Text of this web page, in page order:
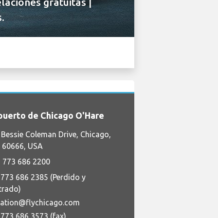
de Chicago O'Hare
Coleman Drive, Chicago,
USA
773 686 2200
686 2385 (Perdido y
686 3573 (fax)